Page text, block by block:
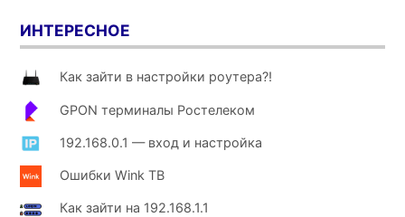
ИНТЕРЕСНОЕ
Как зайти в настройки роутера?!
GPON терминалы Ростелеком
192.168.0.1 — вход и настройка
Ошибки Wink ТВ
Как зайти на 192.168.1.1